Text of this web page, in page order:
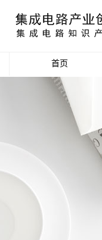
首页